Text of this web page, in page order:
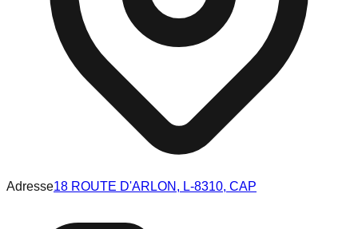
Adresse18 ROUTE D'ARLON, L-8310, CAP